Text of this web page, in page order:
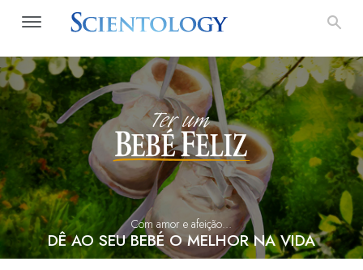
Com amor e afeição…
DÊ AO SEU BEBÉ O MELHOR NA VIDA